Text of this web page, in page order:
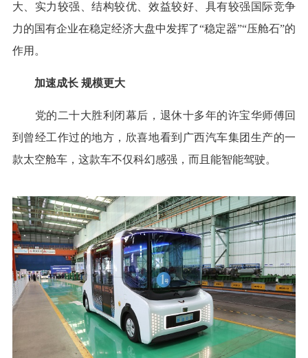
大、实力较强、结构较优、效益较好、具有较强国际竞争
力的国有企业在稳定经济大盘中发挥了“稳定器”“压舱石”的
作用。
加速成长 规模更大
党的二十大胜利闭幕后，退休十多年的许宝华师傅回
到曾经工作过的地方，欣喜地看到广西汽车集团生产的一
款太空舱车，这款车不仅科幻感强，而且能智能驾驶。